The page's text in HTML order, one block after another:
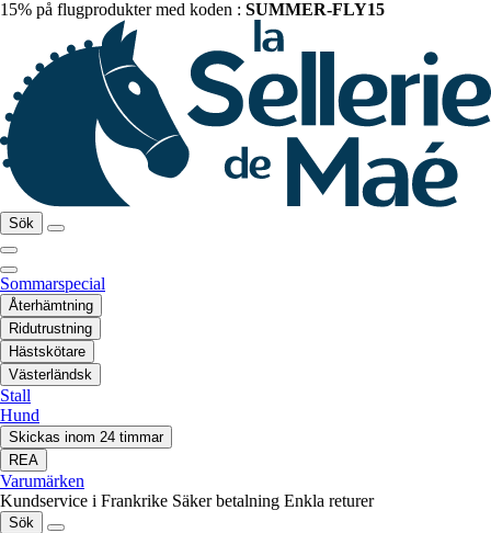
15% på flugprodukter med koden : SUMMER-FLY15
Sök
Sommarspecial
Återhämtning
Ridutrustning
Hästskötare
Västerländsk
Stall
Hund
Skickas inom 24 timmar
REA
Varumärken
Kundservice i Frankrike Säker betalning Enkla returer
Sök